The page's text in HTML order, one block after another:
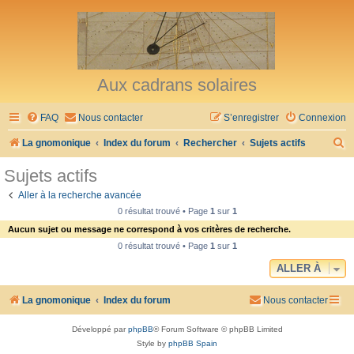
Aux cadrans solaires
FAQ Nous contacter Connexion
S’enregistrer
La gnomonique Index du forum Rechercher Sujets actifs
h
Sujets actifs
Aller à la recherche avancée
0 résultat trouvé • Page 1sur 1
Aucun sujet ou message ne correspond à vos critères de recherche.
0 résultat trouvé • Page 1sur 1
ALLER À
La gnomonique Index du forum Nous contacter
Développé parphpBB® Forum Software © phpBB Limited
Style by phpBB Spain